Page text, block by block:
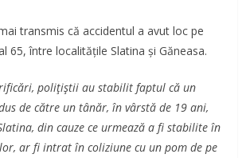
transmis că accidentul a avut loc pe
65, între localitățile Slatina și Găneasa.
poliţiştii au stabilit faptul că un
de către un tânăr, în vârstă de 19 ani,
din cauze ce urmează a fi stabilite în
ar fi intrat în coliziune cu un pom de pe